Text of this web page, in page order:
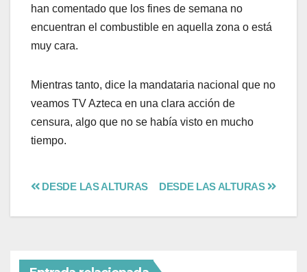
han comentado que los fines de semana no
encuentran el combustible en aquella zona o está
muy cara.
Mientras tanto, dice la mandataria nacional que no
veamos TV Azteca en una clara acción de
censura, algo que no se había visto en mucho
tiempo.
DESDE LAS ALTURAS
DESDE LAS ALTURAS